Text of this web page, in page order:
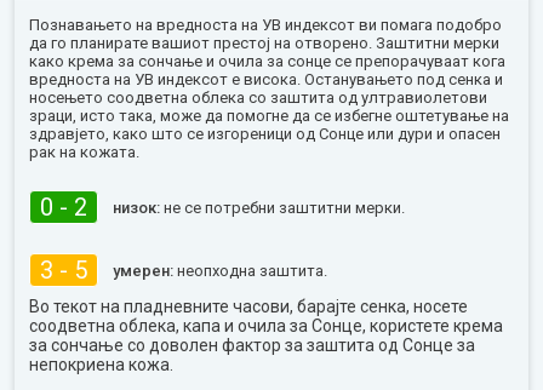
Познавањето на вредноста на УВ индексот ви помага подобро
да го планирате вашиот престој на отворено. Заштитни мерки
како крема за сончање и очила за сонце се препорачуваат кога
вредноста на УВ индексот е висока. Останувањето под сенка и
носењето соодветна облека со заштита од ултравиолетови
зраци, исто така, може да помогне да се избегне оштетување на
здравјето, како што се изгореници од Сонце или дури и опасен
рак на кожата.
0 - 2 низок: не се потребни заштитни мерки.
3 - 5 умерен: неопходна заштита.
Во текот на пладневните часови, барајте сенка, носете
соодветна облека, капа и очила за Сонце, користете крема
за сончање со доволен фактор за заштита од Сонце за
непокриена кожа.